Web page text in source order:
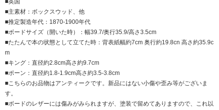
■英国
■主素材：ボックスウッド、他
■推定製造年代：1870-1900年代
■ボードサイズ（開いた時）：幅39.7/奥行35.9/高さ3.5cm
■たたんで本の状態として立てた時：背表紙幅約7cm 奥行約19.8cn 高さ約35.9c
m
■キング：直径約2.8cm高さ約9.7cm
■ポーン：直径約1.8-1.9cm高さ約3.5-3.8cm
■こちらのお品物はアンティークです。新品にはない小傷や歪み等がございま
す。
■ボードのレザーには傷みがみられますが、塗装で留めてありますので、これ以